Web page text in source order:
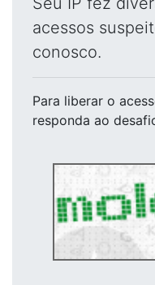
acessos
conosco.
Para liberar o
responda ao